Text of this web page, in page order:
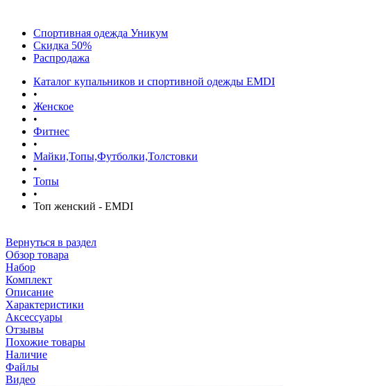
Спортивная одежда Уникум
Скидка 50%
Распродажа
Каталог купальников и спортивной одежды EMDI
•
Женское
•
Фитнес
•
Майки,Топы,Футболки,Толстовки
•
Топы
•
Топ женский - EMDI
Вернуться в раздел
Обзор товара
Набор
Комплект
Описание
Характеристики
Аксессуары
Отзывы
Похожие товары
Наличие
Файлы
Видео